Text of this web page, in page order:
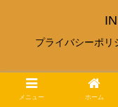
プライバシーポリ
©
メニュー ホーム